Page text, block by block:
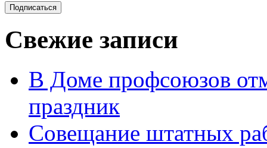
Свежие записи
В Доме профсоюзов
праздник
Совещание штатных